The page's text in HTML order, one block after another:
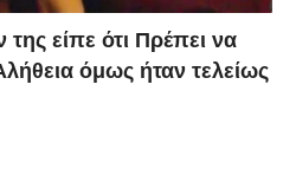
είπε ότι Πρέπει να
όμως ήταν τελείως